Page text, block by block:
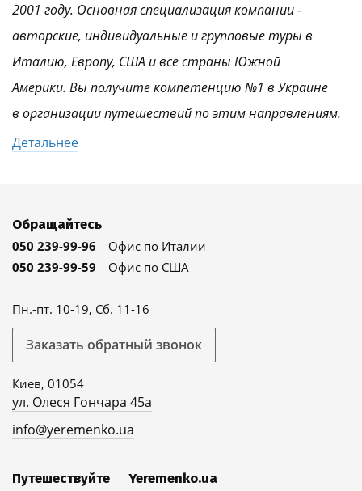
2001 году. Основная специализация компании -
авторские, индивидуальные и групповые туры в
Италию, Европу, США и все страны Южной
Америки. Вы получите компетенцию №1 в Украине
в организации путешествий по этим направлениям.
Детальнее
Обращайтесь
050 239-99-96
Офис по Италии
050 239-99-59
Офис по США
Пн.-пт. 10-19, Сб. 11-16
Заказать обратный звонок
Киев, 01054
ул. Олеся Гончара 45а
info@yeremenko.ua
Путешествуйте Yeremenko.ua